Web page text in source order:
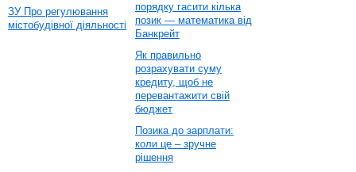
ЗУ Про регулювання
містобудівної діяльності
порядку гасити кілька
позик — математика від
Банкрейт
Як правильно
розрахувати суму
кредиту, щоб не
перевантажити свій
бюджет
Позика до зарплати:
коли це – зручне
рішення